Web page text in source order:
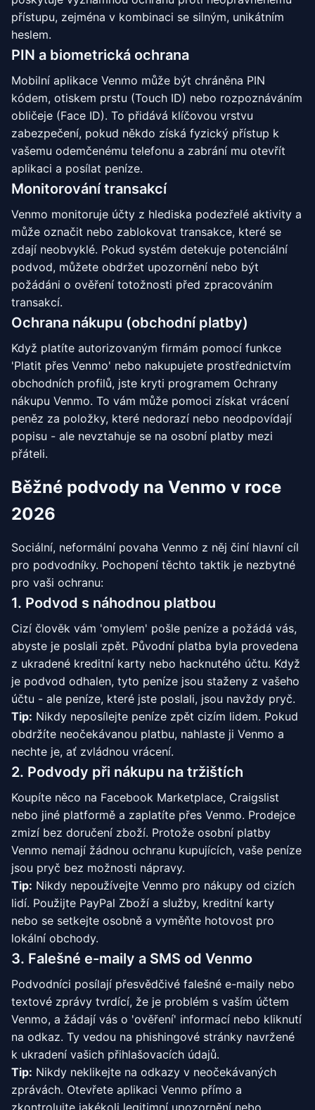
přístupu, zejména v kombinaci se silným, unikátním
heslem.
PIN a biometrická ochrana
Mobilní aplikace Venmo může být chráněna PIN
kódem, otiskem prstu (Touch ID) nebo rozpoznáváním
obličeje (Face ID). To přidává klíčovou vrstvu
zabezpečení, pokud někdo získá fyzický přístup k
vašemu odemčenému telefonu a zabrání mu otevřít
aplikaci a posílat peníze.
Monitorování transakcí
Venmo monitoruje účty z hlediska podezřelé aktivity a
může označit nebo zablokovat transakce, které se
zdají neobvyklé. Pokud systém detekuje potenciální
podvod, můžete obdržet upozornění nebo být
požádáni o ověření totožnosti před zpracováním
transakcí.
Ochrana nákupu (obchodní platby)
Když platíte autorizovaným firmám pomocí funkce
'Platit přes Venmo' nebo nakupujete prostřednictvím
obchodních profilů, jste kryti programem Ochrany
nákupu Venmo. To vám může pomoci získat vrácení
peněz za položky, které nedorazí nebo neodpovídají
popisu - ale nevztahuje se na osobní platby mezi
přáteli.
Běžné podvody na Venmo v roce
2026
Sociální, neformální povaha Venmo z něj činí hlavní cíl
pro podvodníky. Pochopení těchto taktik je nezbytné
pro vaši ochranu:
1. Podvod s náhodnou platbou
Cizí člověk vám 'omylem' pošle peníze a požádá vás,
abyste je poslali zpět. Původní platba byla provedena
z ukradené kreditní karty nebo hacknutého účtu. Když
je podvod odhalen, tyto peníze jsou staženy z vašeho
účtu - ale peníze, které jste poslali, jsou navždy pryč.
Tip: Nikdy neposílejte peníze zpět cizím lidem. Pokud
obdržíte neočekávanou platbu, nahlaste ji Venmo a
nechte je, ať zvládnou vrácení.
2. Podvody při nákupu na tržištích
Koupíte něco na Facebook Marketplace, Craigslist
nebo jiné platformě a zaplatíte přes Venmo. Prodejce
zmizí bez doručení zboží. Protože osobní platby
Venmo nemají žádnou ochranu kupujících, vaše peníze
jsou pryč bez možnosti nápravy.
Tip: Nikdy nepoužívejte Venmo pro nákupy od cizích
lidí. Použijte PayPal Zboží a služby, kreditní karty
nebo se setkejte osobně a vyměňte hotovost pro
lokální obchody.
3. Falešné e-maily a SMS od Venmo
Podvodníci posílají přesvědčivé falešné e-maily nebo
textové zprávy tvrdící, že je problém s vaším účtem
Venmo, a žádají vás o 'ověření' informací nebo kliknutí
na odkaz. Ty vedou na phishingové stránky navržené
k ukradení vašich přihlašovacích údajů.
Tip: Nikdy neklikejte na odkazy v neočekávaných
zprávách. Otevřete aplikaci Venmo přímo a
zkontrolujte jakékoli legitimní upozornění nebo